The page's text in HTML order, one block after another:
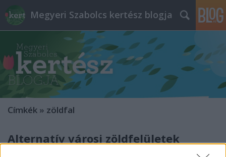
Megyeri Szabolcs kertész blogja
Címkék » zöldfal
Alternatív városi zöldfelületek